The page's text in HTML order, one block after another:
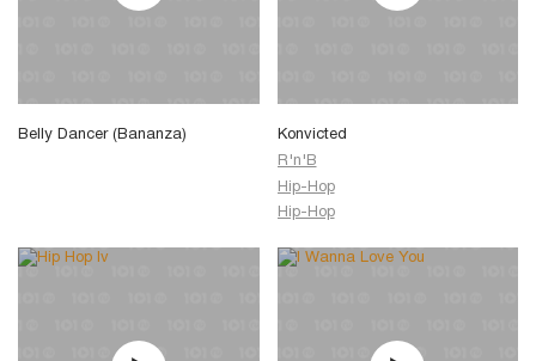
Belly Dancer (Bananza)
Konvicted
R'n'B
Hip-Hop
Hip-Hop